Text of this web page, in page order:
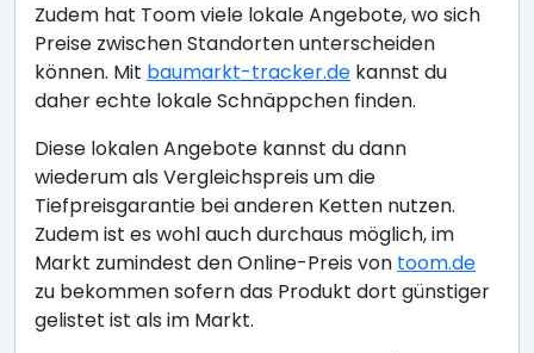
Zudem hat Toom viele lokale Angebote, wo sich
Preise zwischen Standorten unterscheiden
können. Mit baumarkt-tracker.de kannst du
daher echte lokale Schnäppchen finden.
Diese lokalen Angebote kannst du dann
wiederum als Vergleichspreis um die
Tiefpreisgarantie bei anderen Ketten nutzen.
Zudem ist es wohl auch durchaus möglich, im
Markt zumindest den Online-Preis von toom.de
zu bekommen sofern das Produkt dort günstiger
gelistet ist als im Markt.